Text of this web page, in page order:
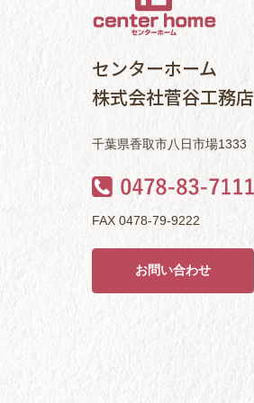
センターホーム
株式会社菅谷工務店
千葉県香取市八日市場1333
FAX 0478-79-9222
お問い合わせ